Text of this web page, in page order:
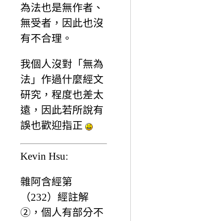
為法也是無作者、
無受者，因此也沒
有不合理。
我個人沒對「無為
法」作過什麼經文
研究，程度也差太
遠，因此若所說有
誤也歡迎指正
Kevin Hsu:
雜阿含經第
（232）經註解
②，個人有部分不